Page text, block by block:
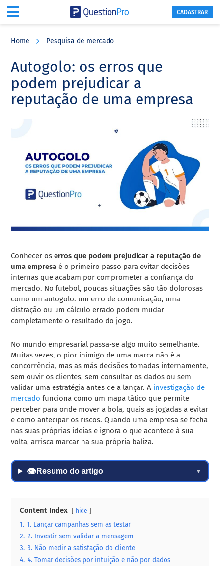
content
sidebar
CADASTRAR
Home Pesquisa de mercado
Autogolo: os erros que
podem prejudicar a
reputação de uma empresa
Conhecer oserros que podem prejudicar a reputação de
uma empresa é o primeiro passo para evitar decisões
internas que acabam por comprometer a confiança do
mercado. No futebol, poucas situações são tão dolorosas
como um autogolo: um erro de comunicação, uma
distração ou um cálculo errado podem mudar
completamente o resultado do jogo.
No mundo empresarial passa-se algo muito semelhante.
Muitas vezes, o pior inimigo de uma marca não é a
concorrência, mas as más decisões tomadas internamente,
sem ouvir os clientes, sem consultar os dados ou sem
validar uma estratégia antes de a lançar. A investigação de
mercado funciona como um mapa tático que permite
perceber para onde mover a bola, quais as jogadas a evitar
e como antecipar os riscos. Quando uma empresa se fecha
nas suas próprias ideias e ignora o que acontece à sua
volta, arrisca marcar na sua própria baliza.
👁Resumo do artigo ▼
Content Index hide
1. 1. Lançar campanhas sem as testar
2. 2. Investir sem validar a mensagem
3. 3. Não medir a satisfação do cliente
4. 4. Tomar decisões por intuição e não por dados